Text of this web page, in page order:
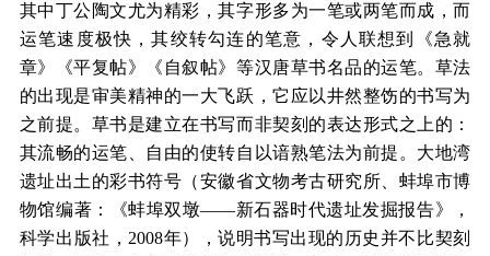
其中丁公陶文尤为精彩，其字形多为一笔或两笔而成，而
运笔速度极快，其绞转勾连的笔意，令人联想到《急就
章》《平复帖》《自叙帖》等汉唐草书名品的运笔。草法
的出现是审美精神的一大飞跃，它应以井然整饬的书写为
之前提。草书是建立在书写而非契刻的表达形式之上的：
其流畅的运笔、自由的使转自以谙熟笔法为前提。大地湾
遗址出土的彩书符号（安徽省文物考古研究所、蚌埠市博
物馆编著：《蚌埠双墩——新石器时代遗址发掘报告》，
科学出版社，2008年），说明书写出现的历史并不比契刻